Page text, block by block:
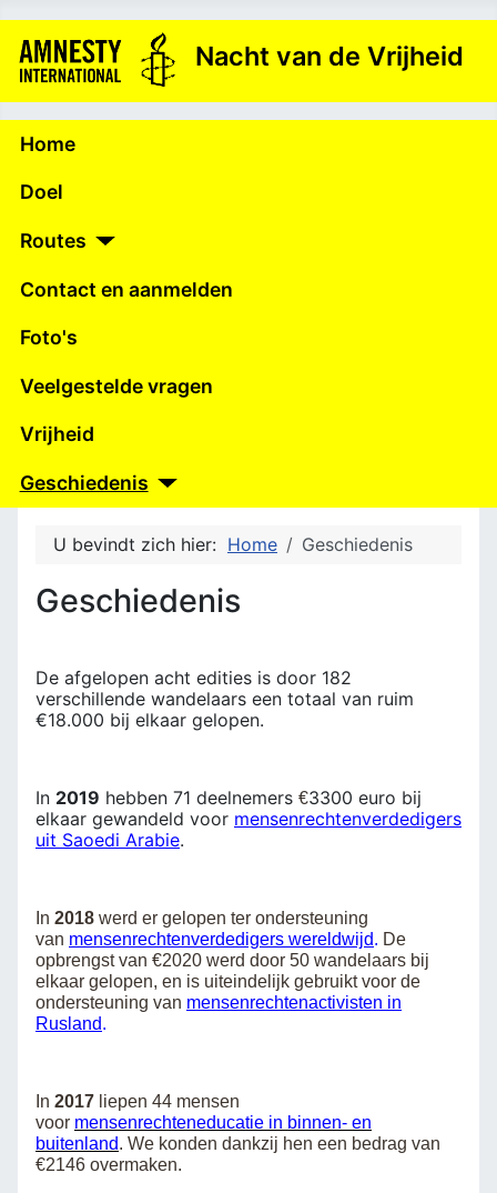
Nacht van de Vrijheid
Home
Doel
Routes
Contact en aanmelden
Foto's
Veelgestelde vragen
Vrijheid
Geschiedenis
U bevindt zich hier: Home Geschiedenis
Geschiedenis
De afgelopen acht edities is door 182
verschillende wandelaars een totaal van ruim
€18.000 bij elkaar gelopen.
In 2019 hebben 71 deelnemers €3300 euro bij
elkaar gewandeld voor mensenrechtenverdedigers
uit Saoedi Arabie.
In 2018 werd er gelopen ter ondersteuning
van mensenrechtenverdedigers wereldwijd. De
opbrengst van €2020 werd door 50 wandelaars bij
elkaar gelopen, en is uiteindelijk gebruikt voor de
ondersteuning van mensenrechtenactivisten in
Rusland.
In 2017 liepen 44 mensen
voor mensenrechteneducatie in binnen- en
buitenland. We konden dankzij hen een bedrag van
€2146 overmaken.